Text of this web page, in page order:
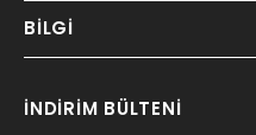
BILGI
İNDİRİM BÜLTENİ